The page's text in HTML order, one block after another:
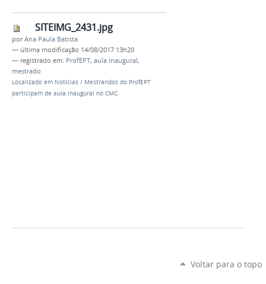
SITEIMG_2431.jpg
porAna Paula Batista
— última modificação 14/08/2017 13h20
— registrado em: ProfEPT, aula inaugural,
mestrado
Localizado em Notícias / Mestrandos do ProfEPT
participam de aula inaugural no CMC
Voltar para o topo